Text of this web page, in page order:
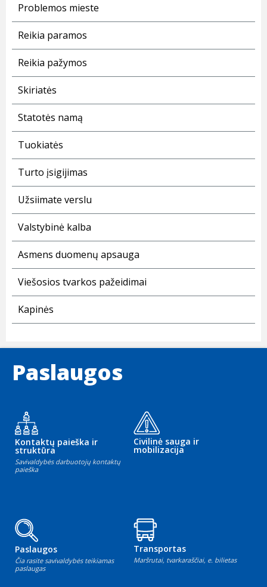
Problemos mieste
Reikia paramos
Reikia pažymos
Skiriatės
Statotės namą
Tuokiatės
Turto įsigijimas
Užsiimate verslu
Valstybinė kalba
Asmens duomenų apsauga
Viešosios tvarkos pažeidimai
Kapinės
Paslaugos
Kontaktų paieška ir
struktūra
Savivaldybės darbuotojų kontaktų
paieška
Civilinė sauga ir
mobilizacija
Paslaugos
Čia rasite savivaldybės teikiamas
paslaugas
Transportas
Maršrutai, tvarkaraščiai, e. bilietas